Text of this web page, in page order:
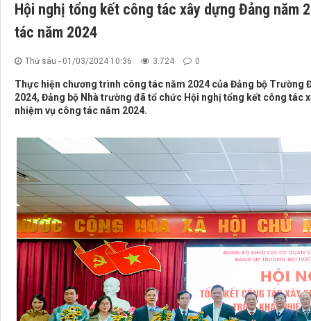
Hội nghị tổng kết công tác xây dựng Đảng năm
tác năm 2024
Thứ sáu - 01/03/2024 10:36 3.724 0
Thực hiện chương trình công tác năm 2024 của Đảng bộ Trường
2024, Đảng bộ Nhà trường đã tổ chức Hội nghị tổng kết công tác
nhiệm vụ công tác năm 2024.